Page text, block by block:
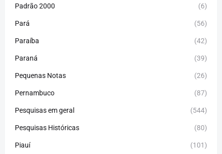
Padrão 2000 (6)
Pará (56)
Paraíba (42)
Paraná (39)
Pequenas Notas (26)
Pernambuco (87)
Pesquisas em geral (544)
Pesquisas Históricas (80)
Piauí (101)